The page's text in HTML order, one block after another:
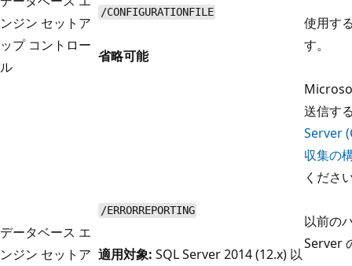
ンジン セットア
ップ コントロー
ル
/CONFIGURATIONFILE
省略可能
使用す
す。
データベース エ
ンジン セットア
/ERRORREPORTING
適用対象: SQL Server 2014 (12.x) 以
送信す
Server
収集の
くださ
以前の
Server